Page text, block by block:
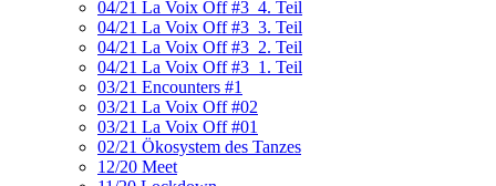
04/21 La Voix Off #3_4. Teil
04/21 La Voix Off #3_3. Teil
04/21 La Voix Off #3_2. Teil
04/21 La Voix Off #3_1. Teil
03/21 Encounters #1
03/21 La Voix Off #02
03/21 La Voix Off #01
02/21 Ökosystem des Tanzes
12/20 Meet